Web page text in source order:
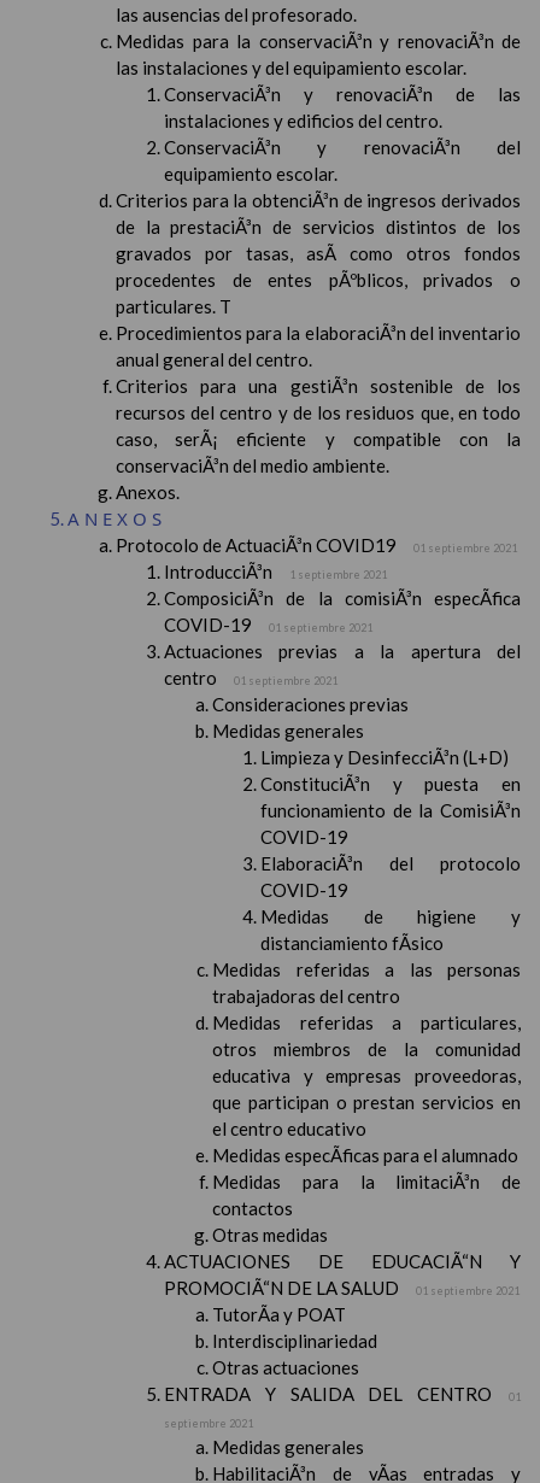
las ausencias del profesorado.
Medidas para la conservaciÃ³n y renovaciÃ³n de
las instalaciones y del equipamiento escolar.
ConservaciÃ³n y renovaciÃ³n de las
instalaciones y edificios del centro.
ConservaciÃ³n y renovaciÃ³n del
equipamiento escolar.
Criterios para la obtenciÃ³n de ingresos derivados
de la prestaciÃ³n de servicios distintos de los
gravados por tasas, asÃ­ como otros fondos
procedentes de entes pÃºblicos, privados o
particulares. T
Procedimientos para la elaboraciÃ³n del inventario
anual general del centro.
Criterios para una gestiÃ³n sostenible de los
recursos del centro y de los residuos que, en todo
caso, serÃ¡ eficiente y compatible con la
conservaciÃ³n del medio ambiente.
Anexos.
ANEXOS
Protocolo de ActuaciÃ³n COVID19 01 septiembre 2021
IntroducciÃ³n 1 septiembre 2021
ComposiciÃ³n de la comisiÃ³n especÃ­fica
COVID-19
01 septiembre 2021
Actuaciones previas a la apertura del
centro
01 septiembre 2021
Consideraciones previas
Medidas generales
Limpieza y DesinfecciÃ³n (L+D)
ConstituciÃ³n y puesta en
funcionamiento de la ComisiÃ³n
COVID-19
ElaboraciÃ³n del protocolo
COVID-19
Medidas de higiene y
distanciamiento fÃ­sico
Medidas referidas a las personas
trabajadoras del centro
Medidas referidas a particulares,
otros miembros de la comunidad
educativa y empresas proveedoras,
que participan o prestan servicios en
el centro educativo
Medidas especÃ­ficas para el alumnado
Medidas para la limitaciÃ³n de
contactos
Otras medidas
ACTUACIONES DE EDUCACIÃ“N Y
PROMOCIÃ“N DE LA SALUD
01 septiembre 2021
TutorÃ­a y POAT
Interdisciplinariedad
Otras actuaciones
ENTRADA Y SALIDA DEL CENTRO
01
septiembre 2021
Medidas generales
HabilitaciÃ³n de vÃ­as entradas y